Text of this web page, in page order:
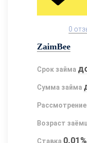
0
ZaimBee
Срок займа
Сумма займа
Рассмотрение
Возраст
Ставка 0.01%